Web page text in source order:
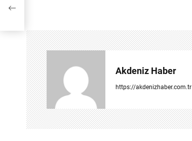
g
e
z
i
n
Akdeniz Haber
https://akdenizhaber.com.tr